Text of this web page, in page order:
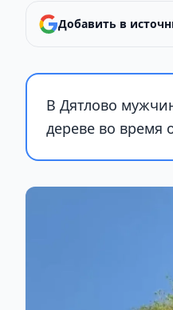
Добавить в
В Дятлово
дереве во время